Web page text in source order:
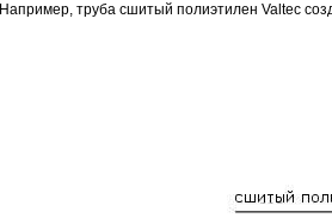
Например, труба сшитый полиэтилен Valtec